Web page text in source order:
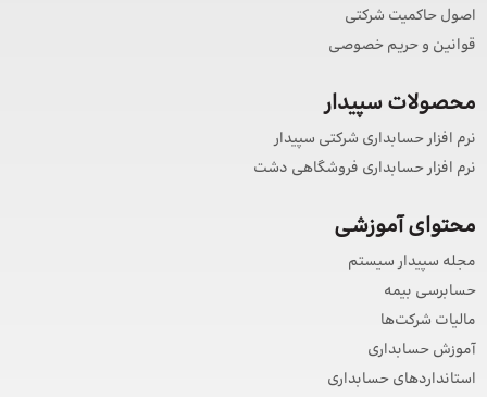
اصول حاکمیت شرکتی
قوانین و حریم خصوصی
محصولات سپیدار
نرم افزار حسابداری شرکتی سپیدار
نرم افزار حسابداری فروشگاهی دشت
محتوای آموزشی
مجله سپیدار سیستم
حسابرسی بیمه
مالیات شرکت‌ها
آموزش حسابداری
استانداردهای حسابداری